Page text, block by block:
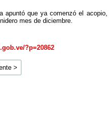
apuntó que ya comenzó el
mes de diciembre.
?p=20862
>